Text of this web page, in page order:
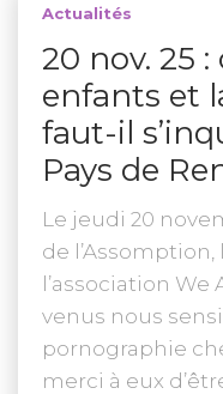
Actualités
20 nov. 25
enfants et
faut-il
Pays de
Le jeudi 20
de
l’association We
venus nous
pornographie
merci à eux